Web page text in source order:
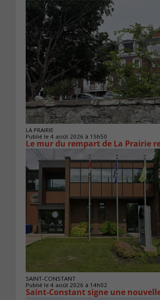
LA PRAIRIE
Publié le 4 août 2026 à 15h50
Le mur du rempart de La Prairie
SAINT-CONSTANT
Publié le 4 août 2026 à 14h02
Saint-Constant signe une